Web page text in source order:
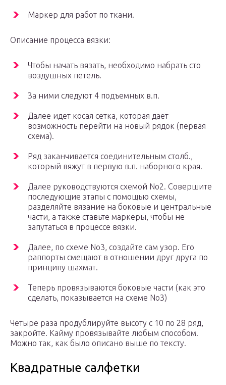
Маркер для работ по ткани.
Описание процесса вязки:
Чтобы начать вязать, необходимо набрать сто
воздушных петель.
За ними следуют 4 подъемных в.п.
Далее идет косая сетка, которая дает
возможность перейти на новый рядок (первая
схема).
Ряд заканчивается соединительным столб.,
который вяжут в первую в.п. наборного края.
Далее руководствуются схемой No2. Совершите
последующие этапы с помощью схемы,
разделяйте вязание на боковые и центральные
части, а также ставьте маркеры, чтобы не
запутаться в процессе вязки.
Далее, по схеме No3, создайте сам узор. Его
раппорты смещают в отношении друг друга по
принципу шахмат.
Теперь провязываются боковые части (как это
сделать, показывается на схеме No3)
Четыре раза продублируйте высоту с 10 по 28 ряд,
закройте. Кайму провязывайте любым способом.
Можно так, как было описано выше по тексту.
Квадратные салфетки